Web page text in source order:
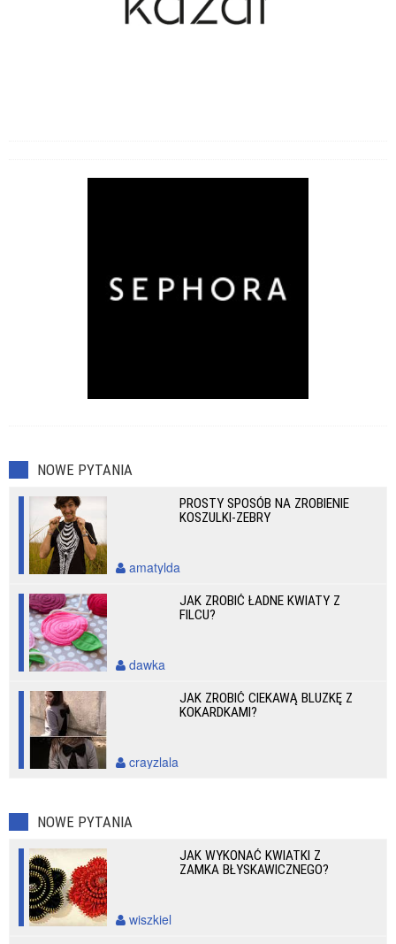
NOWE PYTANIA
PROSTY SPOSÓB NA ZROBIENIE
KOSZULKI-ZEBRY
amatylda
JAK ZROBIĆ ŁADNE KWIATY Z
FILCU?
dawka
JAK ZROBIĆ CIEKAWĄ BLUZKĘ Z
KOKARDKAMI?
crayzlala
NOWE PYTANIA
JAK WYKONAĆ KWIATKI Z
ZAMKA BŁYSKAWICZNEGO?
wiszkiel